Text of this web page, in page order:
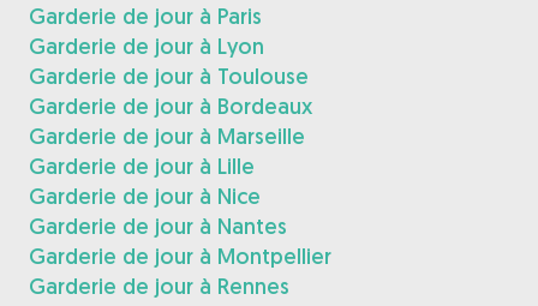
Garderie de jour à Paris
Garderie de jour à Lyon
Garderie de jour à Toulouse
Garderie de jour à Bordeaux
Garderie de jour à Marseille
Garderie de jour à Lille
Garderie de jour à Nice
Garderie de jour à Nantes
Garderie de jour à Montpellier
Garderie de jour à Rennes